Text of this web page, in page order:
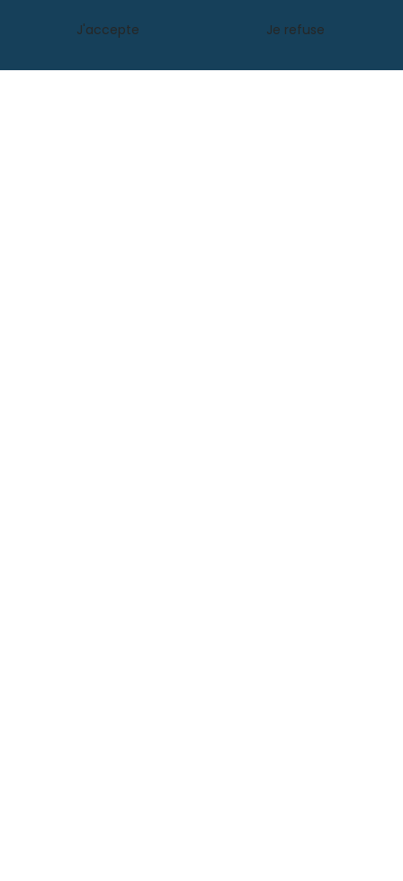
J'accepte Je refuse
des données, j'accepte d'être contacté(e) par email